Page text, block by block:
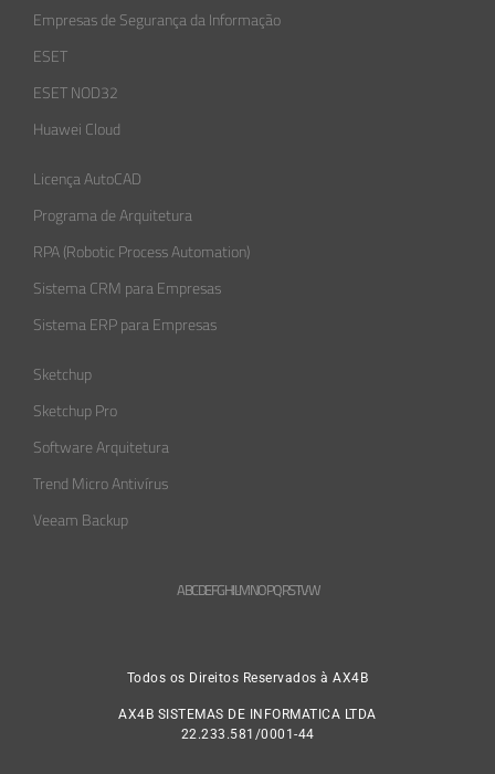
Empresas de Segurança da Informação​
ESET
ESET NOD32
Huawei Cloud
Licença AutoCAD
Programa de Arquitetura
RPA (Robotic Process Automation)
Sistema CRM para Empresas
Sistema ERP para Empresas
Sketchup
Sketchup Pro
Software Arquitetura
Trend Micro Antivírus
Veeam Backup
ABCDEFGHLMNOPQRSTVW
Todos os Direitos Reservados à AX4B
AX4B SISTEMAS DE INFORMATICA LTDA
22.233.581/0001-44